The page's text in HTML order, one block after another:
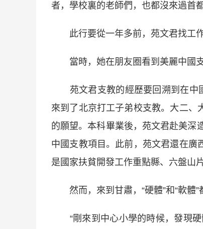
者，學校裏的老師們，也都沒來過首都
此行要從一年多前，苑文君找工作
當時，她在朋友圈看到美麗中國支
苑文君支教的經歷要回溯到在中國
來到了北京打工子弟校支教。大二、
的願望。本科畢業後，苑文君赴美深
中國支教項目。此前，苑文君還在廣
是國家扶貧開發工作重點縣、六盤山
然而，來到甘肅，“硬體”和“軟體”
“剛來到中心小學的時候，發現硬